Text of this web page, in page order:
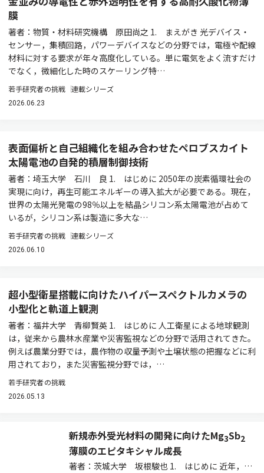
膜
著者：物質・材料研究機構 原田尚之 1. まえがき 光デバイス・
センサー，集積回路，パワーデバイスなどの分野では，電極や配線
材料に対する要求が年々高度化している。単に電気をよく流すだけ
でなく，微細化した時のスケーリング特…
若手研究者の挑戦 連載シリーズ
2026.06.23
表面偏析と自己組織化を組み合わせたペロブスカイト
太陽電池の自発的積層制御技術
著者：埼玉大学 石川 良 1. はじめに 2050年の炭素循環社会の
実現に向け，再生可能エネルギーの導入拡大が必要である。現在，
世界の太陽光発電の98％以上を結晶シリコン系太陽電池が占めて
いるが，シリコン系は製造に多大な…
若手研究者の挑戦 連載シリーズ
2026.06.10
超小型衛星搭載に向けたハイパースペクトルカメラの
小型化と軌道上観測
著者：福井大学 青柳賢英 1. はじめに 人工衛星による地球観測
は，従来から農林水産業や災害監視などの分野で活用されてきた。
例えば農業分野では，農作物の収量予測や土壌状態の把握などに利
用されており，また災害監視分野では，…
若手研究者の挑戦
2026.05.13
新規赤外受光材料の開発に向けたMg3Sb2
薄膜のエピタキシャル成長
著者：茨城大学 坂根駿也 1. はじめに 近年，人